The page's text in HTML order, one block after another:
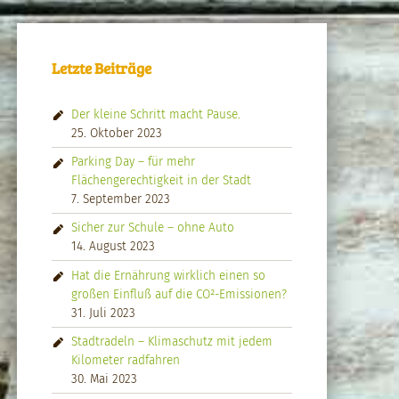
Letzte Beiträge
Der kleine Schritt macht Pause.
25. Oktober 2023
Parking Day – für mehr
Flächengerechtigkeit in der Stadt
7. September 2023
Sicher zur Schule – ohne Auto
14. August 2023
Hat die Ernährung wirklich einen so
großen Einfluß auf die CO²-Emissionen?
31. Juli 2023
Stadtradeln – Klimaschutz mit jedem
Kilometer radfahren
30. Mai 2023